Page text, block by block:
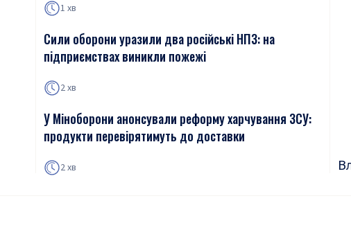
1 хв
Сили оборони уразили два російські НПЗ: на
підприємствах виникли пожежі
2 хв
У Міноборони анонсували реформу харчування ЗСУ:
продукти перевірятимуть до доставки
2 хв